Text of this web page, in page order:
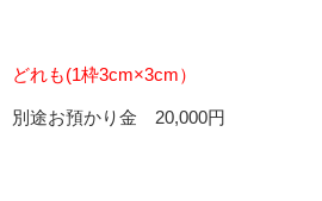
どれも(1枠3cm×3cm）
別途お預かり金 20,000円